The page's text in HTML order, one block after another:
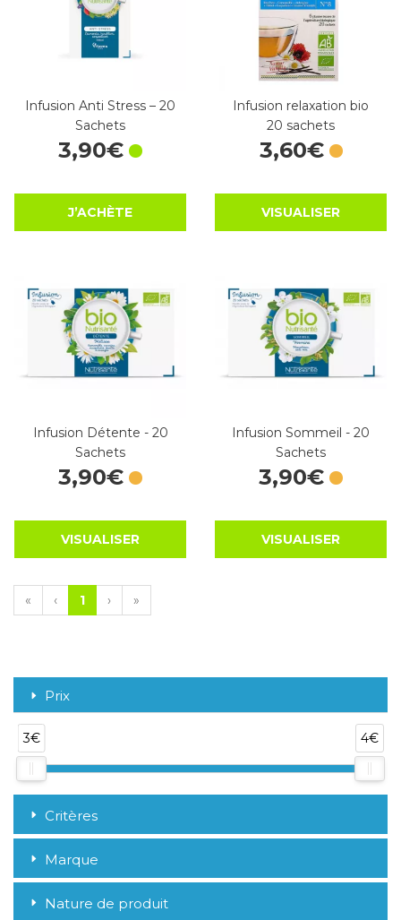
Infusion Anti Stress – 20
Sachets
3,90€
J’ACHÈTE
Infusion relaxation bio
20 sachets
3,60€
VISUALISER
Infusion Détente - 20
Sachets
3,90€
VISUALISER
Infusion Sommeil - 20
Sachets
3,90€
VISUALISER
« ‹ 1 › »
Prix
3€ 4€
Critères
Marque
Nature de produit